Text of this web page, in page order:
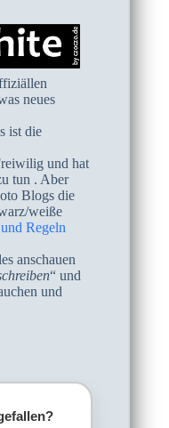
neues
ist die
und hat
tun . Aber
Blogs die
weiße
Regeln
anschauen
“ und
und